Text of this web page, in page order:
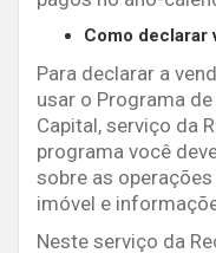
Como declarar
Para declarar a
usar o Programa
Capital, serviço da
programa você
sobre as
imóvel e
Neste serviço da